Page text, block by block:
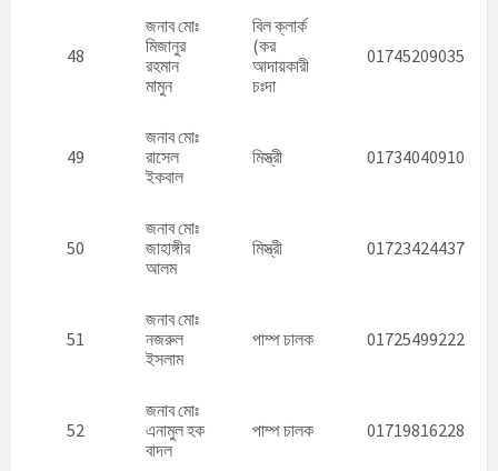
48
জনাব মোঃ
মিজানুর
রহমান
মামুন
বিল ক্লার্ক
(কর
আদায়কারী
চঃদা
01745209035
49
জনাব মোঃ
রাসেল
ইকবাল
মিস্ত্রী 01734040910
50
জনাব মোঃ
জাহাঙ্গীর
আলম
মিস্ত্রী 01723424437
51
জনাব মোঃ
নজরুল
ইসলাম
পাম্প চালক 01725499222
52
জনাব মোঃ
এনামুল হক
বাদল
পাম্প চালক 01719816228